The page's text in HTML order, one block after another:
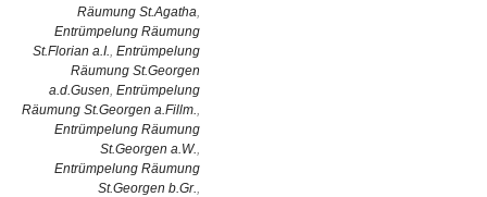
Räumung St.Agatha,
Entrümpelung Räumung
St.Florian a.I., Entrümpelung
Räumung St.Georgen
a.d.Gusen, Entrümpelung
Räumung St.Georgen a.Fillm.,
Entrümpelung Räumung
St.Georgen a.W.,
Entrümpelung Räumung
St.Georgen b.Gr.,